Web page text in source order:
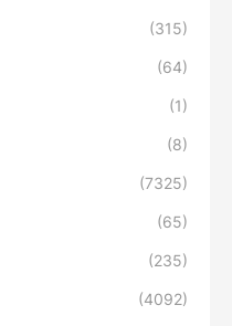
(315)
(64)
(1)
(8)
(7325)
(65)
(235)
(4092)